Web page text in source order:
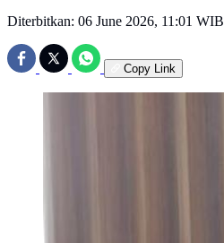
Diterbitkan: 06 June 2026, 11:01 WIB
Copy Link